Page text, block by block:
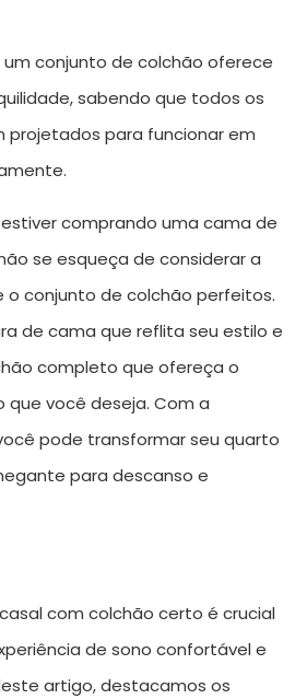
um conjunto de colchão oferece
sabendo que todos os
para funcionar em
comprando uma cama de
se esqueça de considerar a
conjunto de colchão perfeitos.
de cama que reflita seu estilo e
completo que ofereça o
você deseja. Com a
pode transformar seu quarto
para descanso e
com colchão certo é crucial
de sono confortável e
artigo, destacamos os